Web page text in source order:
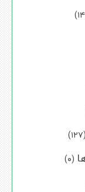
(۱۲۷)
(۰)